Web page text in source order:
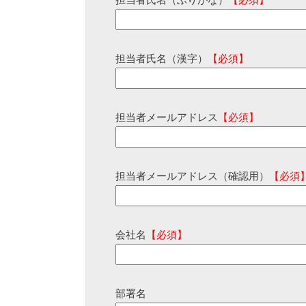
担当者氏名（漢字） 【必須】
担当者メールアドレス 【必須】
担当者メールアドレス（確認用） 【必須
会社名 【必須】
部署名